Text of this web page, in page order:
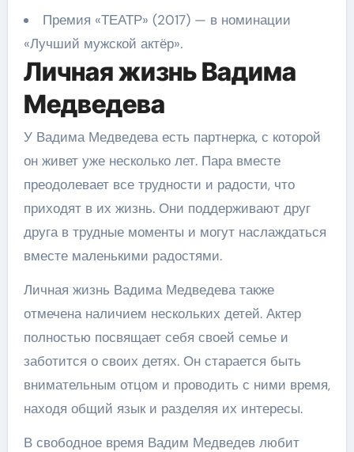
Премия «ТЕАТР» (2017) — в номинации
«Лучший мужской актёр».
Личная жизнь Вадима
Медведева
У Вадима Медведева есть партнерка, с которой
он живет уже несколько лет. Пара вместе
преодолевает все трудности и радости, что
приходят в их жизнь. Они поддерживают друг
друга в трудные моменты и могут наслаждаться
вместе маленькими радостями.
Личная жизнь Вадима Медведева также
отмечена наличием нескольких детей. Актер
полностью посвящает себя своей семье и
заботится о своих детях. Он старается быть
внимательным отцом и проводить с ними время,
находя общий язык и разделяя их интересы.
В свободное время Вадим Медведев любит